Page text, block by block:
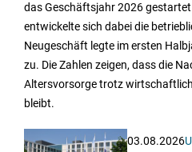
das Geschäftsjahr 2026
entwickelte sich dabei die
Neugeschäft legte im ersten
zu. Die Zahlen zeigen, dass die
Altersvorsorge trotz
bleibt.
03.08.2026